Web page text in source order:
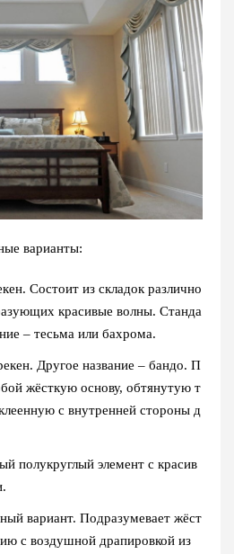
варианты:
Состоит из складок различно
красивые волны. Станда
– тесьма или бахрома.
Другое название – бандо. П
жёсткую основу, обтянутую т
с внутренней стороны д
полукруглый элемент с красив
вариант. Подразумевает жёст
с воздушной драпировкой из